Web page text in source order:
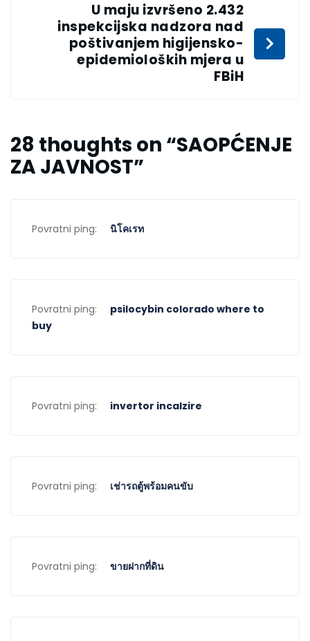
U maju izvršeno 2.432
inspekcijska nadzora nad
poštivanjem higijensko-
epidemioloških mjera u
FBiH
28 thoughts on “SAOPĆENJE
ZA JAVNOST”
Povratni ping: นิโคเรท
Povratni ping:
psilocybin colorado where to
buy
Povratni ping: invertor incalzire
Povratni ping: เช่ารถตู้พร้อมคนขับ
Povratni ping: ขายฝากที่ดิน